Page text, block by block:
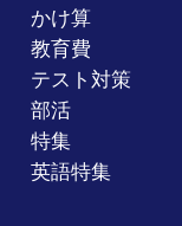
かけ算
教育費
テスト対策
部活
特集
英語特集